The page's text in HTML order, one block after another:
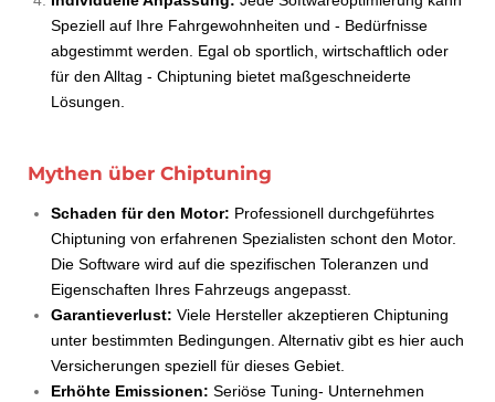
Speziell auf Ihre Fahrgewohnheiten und - Bedürfnisse
abgestimmt werden. Egal ob sportlich, wirtschaftlich oder
für den Alltag - Chiptuning bietet maßgeschneiderte
Lösungen.
Mythen über Chiptuning
Schaden für den Motor: Professionell durchgeführtes
Chiptuning von erfahrenen Spezialisten schont den Motor.
Die Software wird auf die spezifischen Toleranzen und
Eigenschaften Ihres Fahrzeugs angepasst.
Garantieverlust: Viele Hersteller akzeptieren Chiptuning
unter bestimmten Bedingungen. Alternativ gibt es hier auch
Versicherungen speziell für dieses Gebiet.
Erhöhte Emissionen: Seriöse Tuning- Unternehmen